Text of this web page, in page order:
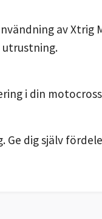
av Xtrig
utrustning.
i din
Ge dig själv